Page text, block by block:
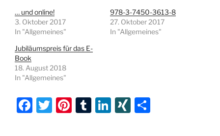
… und online!
3. Oktober 2017
In "Allgemeines"
978-3-7450-3613-8
27. Oktober 2017
In "Allgemeines"
Jubiläumspreis für das E-
Book
18. August 2018
In "Allgemeines"
F
T
Pi T
Li XI